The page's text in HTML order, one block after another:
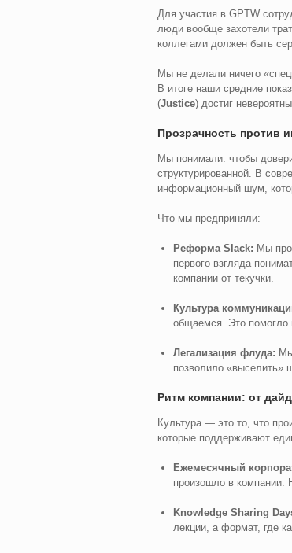
Для участия в GPTW
люди вообще захотели
коллегами должен быть
Мы не делали ничего
В итоге наши средние
(Justice) достиг
Прозрачность против
Мы понимали: чтобы
структурированной. В
информационный шум,
Что мы предприняли:
Реформа Slack: Мы
первого взгляда
компании от текучки.
Культура
общаемся. Это помогло
Легализация флуда:
позволило «выселить»
Ритм компании: от
Культура — это то, что
которые поддерживают
Ежемесячный
произошло в компании.
Knowledge Sharing
лекции, а формат, где